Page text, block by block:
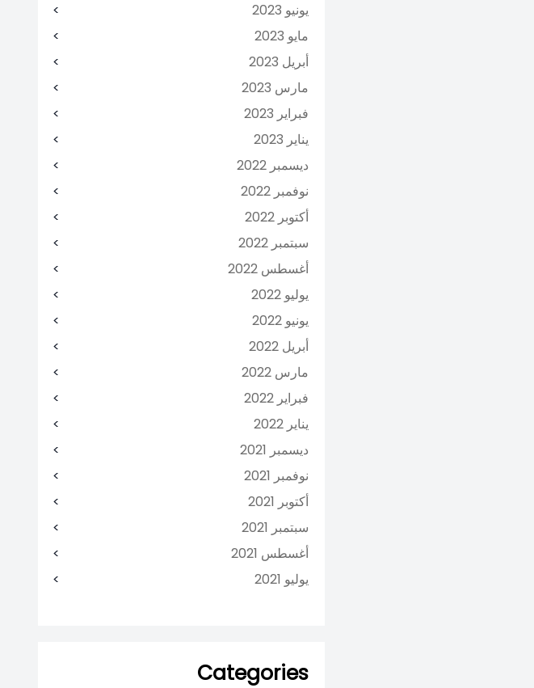
يونيو 2023
مايو 2023
أبريل 2023
مارس 2023
فبراير 2023
يناير 2023
ديسمبر 2022
نوفمبر 2022
أكتوبر 2022
سبتمبر 2022
أغسطس 2022
يوليو 2022
يونيو 2022
أبريل 2022
مارس 2022
فبراير 2022
يناير 2022
ديسمبر 2021
نوفمبر 2021
أكتوبر 2021
سبتمبر 2021
أغسطس 2021
يوليو 2021
Categories